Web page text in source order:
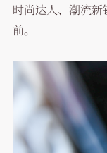
时尚达人、潮流
前。